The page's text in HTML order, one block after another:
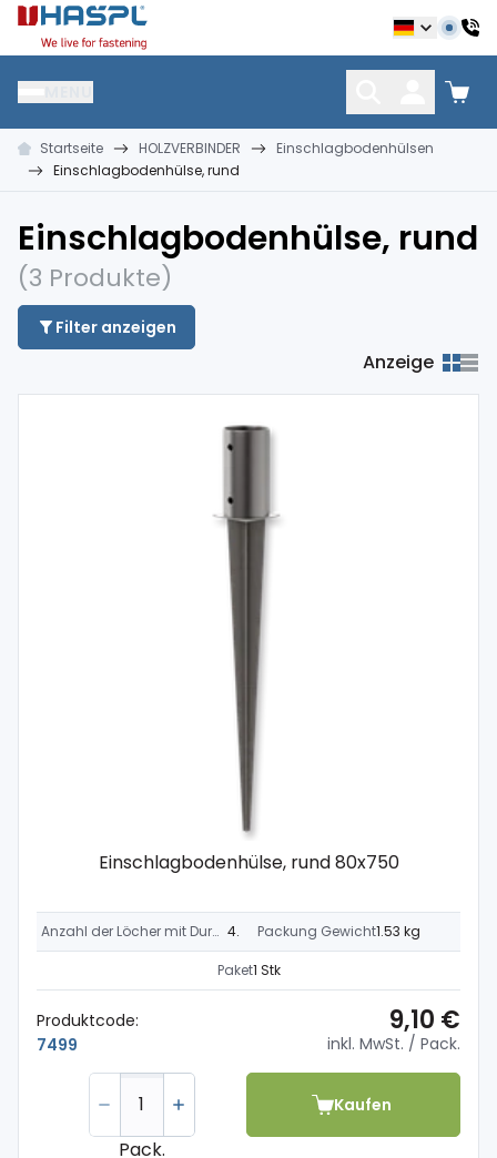
Hašpl
NÄGEL VERBINDUNGSMATERIAL DÜBEL UND
Startseite HOLZVERBINDER
Einschlagbodenhülsen
Einschlagbodenhülse, rund
Einschlagbodenhülse, rund
(3 Produkte)
Filter anzeigen
Anzeige
Einschlagbodenhülse, rund 80x750
Anzahl der Löcher mit Durchmesser 11 mm 4 x Packung Gewicht1.53 kg
Paket1 Stk
Produktcode:
7499
9,10 €
inkl. MwSt. / Pack.
Pack.
Kaufen